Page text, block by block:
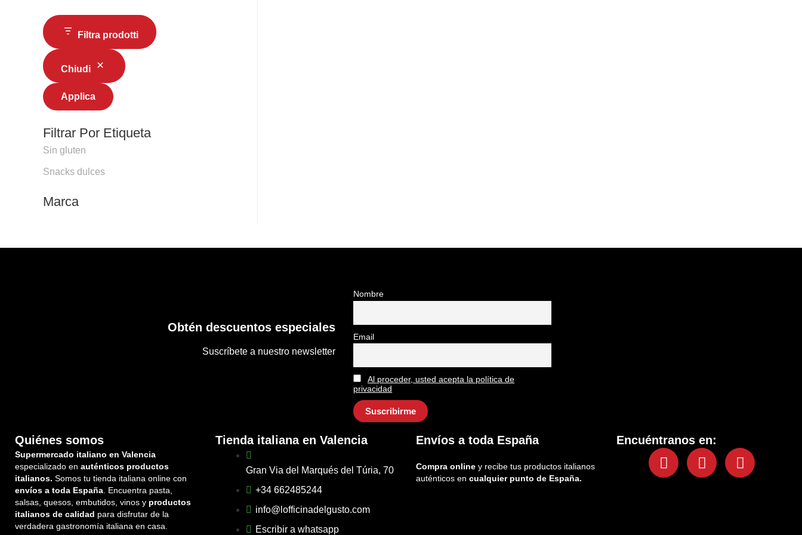
Filtra prodotti
Chiudi
Applica
Filtrar Por Etiqueta
Sin gluten
Snacks dulces
Marca
Obtén descuentos especiales
Suscríbete a nuestro newsletter
Nombre
Email
Al proceder, usted acepta la política de
privacidad
Quiénes somos
Supermercado italiano en Valencia
especializado en auténticos productos
italianos. Somos tu tienda italiana online con
envíos a toda España . Encuentra pasta,
salsas, quesos, embutidos, vinos y productos
italianos de calidad para disfrutar de la
verdadera gastronomía italiana en casa.
Tienda italiana en Valencia
Gran Via del Marqués del Túria, 70
+34 662485244
info@lofficinadelgusto.com
Escribir a whatsapp
Envíos a toda España
Compra online y recibe tus productos italianos
auténticos en cualquier punto de España.
Encuéntranos en:
FacebookInstagram
Tiktok